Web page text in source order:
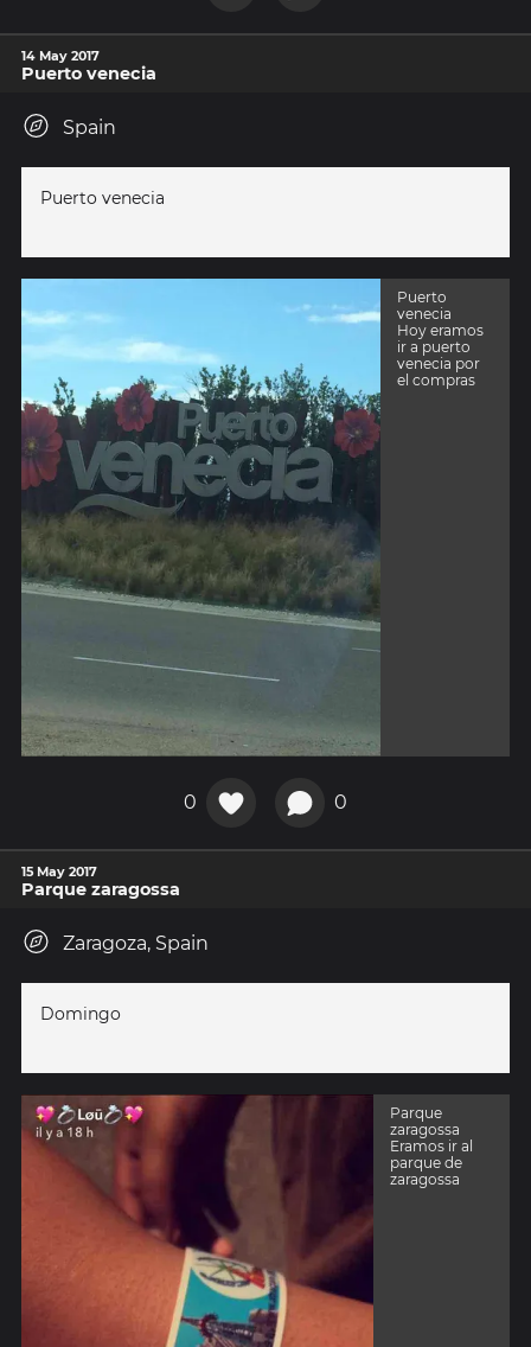
14 May 2017
Puerto venecia
Spain
Puerto venecia
Puerto
venecia
Hoy eramos
ir a puerto
venecia por
el compras
0 0
15 May 2017
Parque zaragossa
Zaragoza, Spain
Domingo
Parque
zaragossa
Eramos ir al
parque de
zaragossa